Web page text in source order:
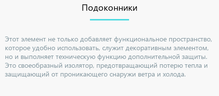
Подоконники
Этот элемент не только добавляет функциональное пространство,
которое удобно использовать, служит декоративным элементом,
но и выполняет техническую функцию дополнительной защиты.
Это своеобразный изолятор, предотвращающий потерю тепла и
защищающий от проникающего снаружи ветра и холода.